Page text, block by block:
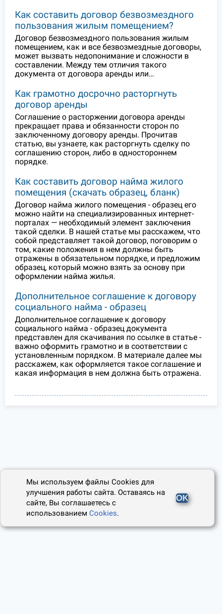
Как составить договор безвозмездного
пользования жилым помещением?
Договор безвозмездного пользования жилым
помещением, как и все безвозмездные договоры,
может вызвать недопонимание и сложности в
составлении. Между тем отличия такого
документа от договора аренды или…
Как грамотно досрочно расторгнуть
договор аренды
Соглашение о расторжении договора аренды
прекращает права и обязанности сторон по
заключенному договору аренды. Прочитав
статью, вы узнаете, как расторгнуть сделку по
соглашению сторон, либо в одностороннем
порядке.
Как составить договор найма жилого
помещения (скачать образец, бланк)
Договор найма жилого помещения - образец его
можно найти на специализированных интернет-
порталах — необходимый элемент заключения
такой сделки. В нашей статье мы расскажем, что
собой представляет такой договор, поговорим о
том, какие положения в нем должны быть
отражены в обязательном порядке, и предложим
образец, который можно взять за основу при
оформлении найма жилья.
Дополнительное соглашение к договору
социального найма - образец
Дополнительное соглашение к договору
социального найма - образец документа
представлен для скачивания по ссылке в статье -
важно оформить грамотно и в соответствии с
установленным порядком. В материале далее мы
расскажем, как оформляется такое соглашение и
какая информация в нем должна быть отражена.
Мы используем файлы Cookies для
улучшения работы сайта. Оставаясь на
сайте, Вы соглашаетесь с
использованиемCookies.
OK